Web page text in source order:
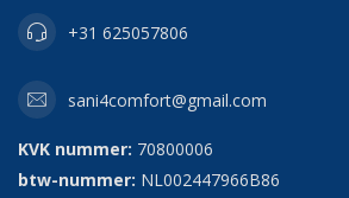
+31 625057806
sani4comfort@gmail.com
KVK nummer: 70800006
btw-nummer: NL002447966B86